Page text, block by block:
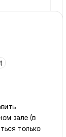
зале (в
только